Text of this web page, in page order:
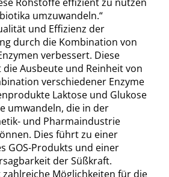
umzuwandeln.“
und Effizienz der
durch die Kombination von
verbessert. Diese
Ausbeute und Reinheit von
verschiedener Enzyme
Laktose und Glukose
umwandeln, die in der
und Pharmaindustrie
Dies führt zu einer
GOS-Produkts und einer
der Süßkraft.
Möglichkeiten für die